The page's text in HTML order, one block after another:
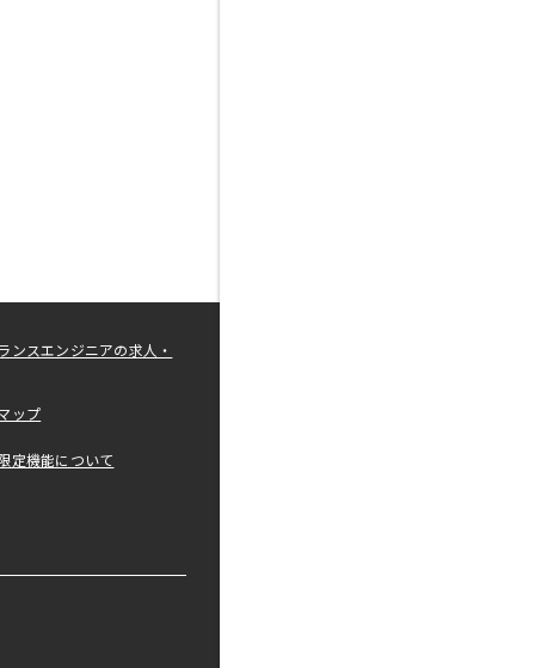
ンスエンジニアの求人・
ップ
定機能について